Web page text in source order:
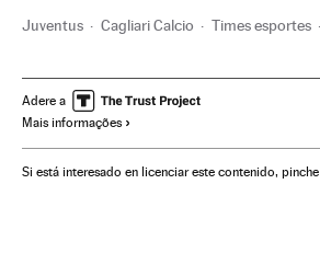
Juventus Cagliari Calcio Times esportes
Preconceitos Delitos Problemas sociais
Racismo en el deporte
Adere a
Mais informações
Si está interesado en licenciar este contenido, pinche